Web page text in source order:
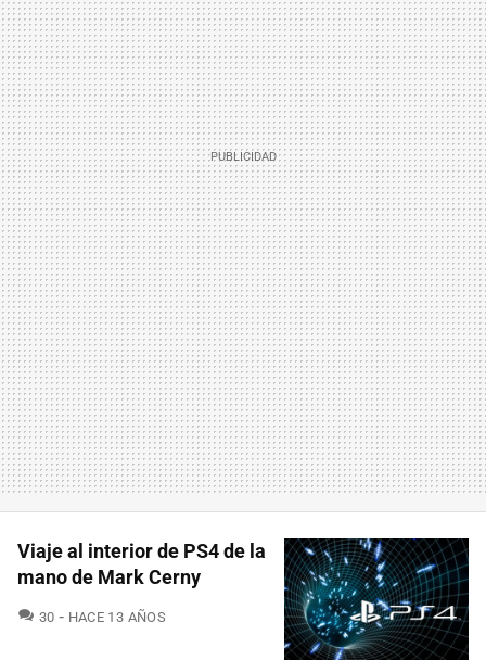
Viaje al interior de PS4 de la
mano de Mark Cerny
30 COMENTARIOS
HACE 13 AÑOS